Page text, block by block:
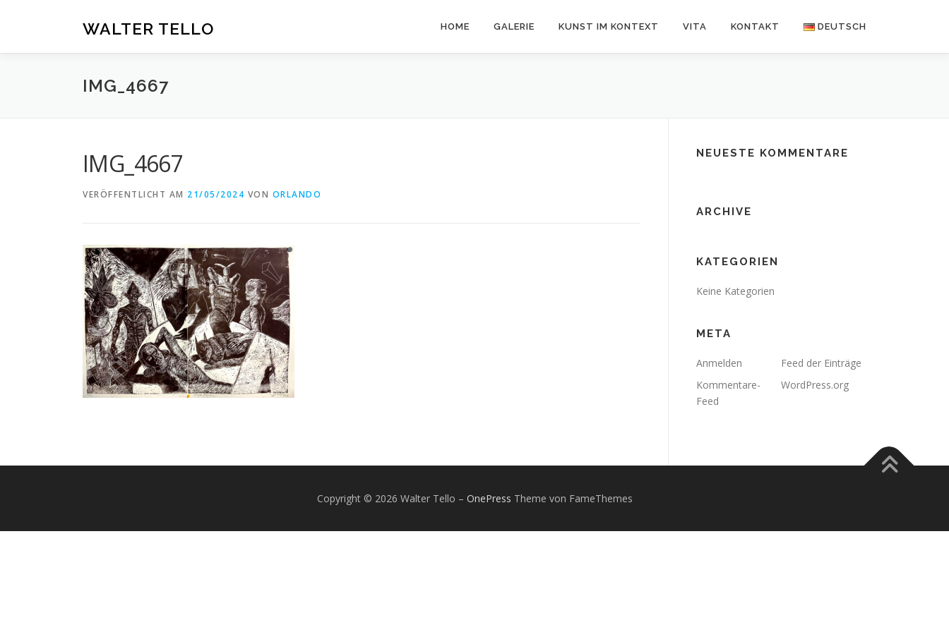
WALTER TELLO HOME GALERIE KUNST IM KONTEXT VITA KONTAKT DEUTSCH
IMG_4667
IMG_4667
VERÖFFENTLICHT AM 21/05/2024 VON ORLANDO
NEUESTE KOMMENTARE
ARCHIVE
KATEGORIEN
Keine Kategorien
META
Anmelden
Feed der Einträge
Kommentare-
Feed
WordPress.org
Copyright © 2026 Walter Tello – OnePress Theme von FameThemes